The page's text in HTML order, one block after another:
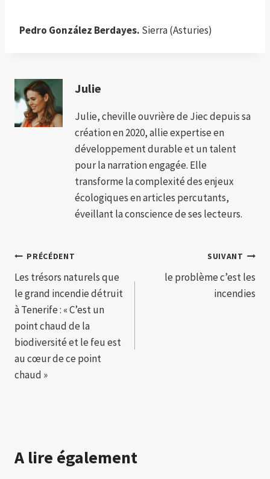
Pedro González Berdayes. Sierra (Asturies)
Julie
Julie, cheville ouvrière de Jiec depuis sa
création en 2020, allie expertise en
développement durable et un talent
pour la narration engagée. Elle
transforme la complexité des enjeux
écologiques en articles percutants,
éveillant la conscience de ses lecteurs.
Navigation
de
l’article
PRÉCÉDENT
Les trésors naturels que
le grand incendie détruit
à Tenerife : « C’est un
point chaud de la
biodiversité et le feu est
au cœur de ce point
chaud »
SUIVANT
le problème c’est les
incendies
A lire également